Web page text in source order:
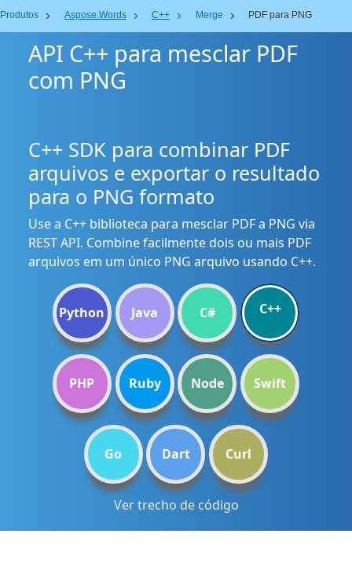
Produtos Aspose.Words C++ Merge PDF para PNG
API C++ para mesclar PDF
com PNG
C++ SDK para combinar PDF
arquivos e exportar o resultado
para o PNG formato
Use a C++ biblioteca para mesclar PDF a PNG via
REST API. Combine facilmente dois ou mais PDF
arquivos em um único PNG arquivo usando C++.
Python Java C# C++
PHP Ruby Node Swift
Go Dart Curl
Ver trecho de código